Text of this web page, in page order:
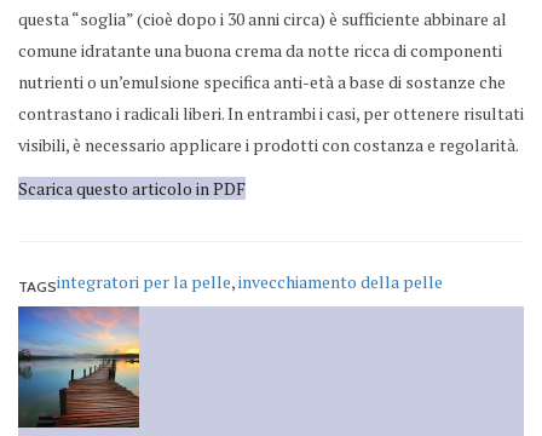
questa “soglia” (cioè dopo i 30 anni circa) è sufficiente abbinare al
comune idratante una buona crema da notte ricca di componenti
nutrienti o un’emulsione specifica anti-età a base di sostanze che
contrastano i radicali liberi. In entrambi i casi, per ottenere risultati
visibili, è necessario applicare i prodotti con costanza e regolarità.
Scarica questo articolo in PDF
TAGSintegratori per la pelle,invecchiamento della pelle